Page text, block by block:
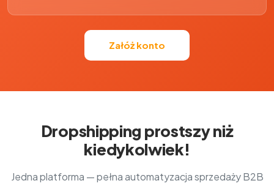
Załóż konto
Dropshipping prostszy niż
kiedykolwiek!
Jedna platforma — pełna automatyzacja sprzedaży B2B